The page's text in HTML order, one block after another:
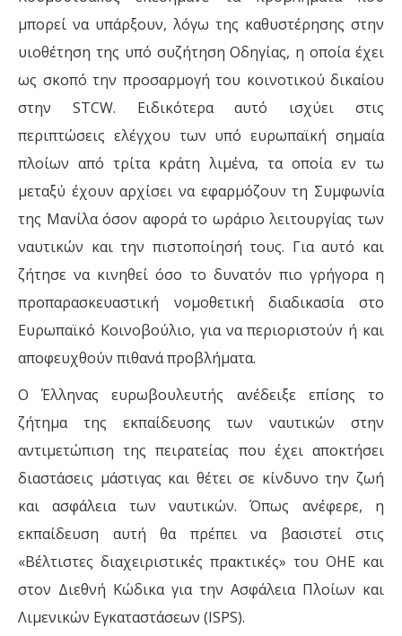
μπορεί να υπάρξουν, λόγω της καθυστέρησης στην
υιοθέτηση της υπό συζήτηση Οδηγίας, η οποία έχει
ως σκοπό την προσαρμογή του κοινοτικού δικαίου
στην STCW. Ειδικότερα αυτό ισχύει στις
περιπτώσεις ελέγχου των υπό ευρωπαϊκή σημαία
πλοίων από τρίτα κράτη λιμένα, τα οποία εν τω
μεταξύ έχουν αρχίσει να εφαρμόζουν τη Συμφωνία
της Μανίλα όσον αφορά το ωράριο λειτουργίας των
ναυτικών και την πιστοποίησή τους. Για αυτό και
ζήτησε να κινηθεί όσο το δυνατόν πιο γρήγορα η
προπαρασκευαστική νομοθετική διαδικασία στο
Ευρωπαϊκό Κοινοβούλιο, για να περιοριστούν ή και
αποφευχθούν πιθανά προβλήματα.
Ο Έλληνας ευρωβουλευτής ανέδειξε επίσης το
ζήτημα της εκπαίδευσης των ναυτικών στην
αντιμετώπιση της πειρατείας που έχει αποκτήσει
διαστάσεις μάστιγας και θέτει σε κίνδυνο την ζωή
και ασφάλεια των ναυτικών. Όπως ανέφερε, η
εκπαίδευση αυτή θα πρέπει να βασιστεί στις
«Βέλτιστες διαχειριστικές πρακτικές» του ΟΗΕ και
στον Διεθνή Κώδικα για την Ασφάλεια Πλοίων και
Λιμενικών Εγκαταστάσεων (ISPS).